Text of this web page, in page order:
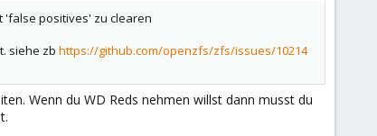
'false positives' zu clearen
siehe zb https://github.com/openzfs/zfs/issues/10214
Wenn du WD Reds nehmen willst dann musst du